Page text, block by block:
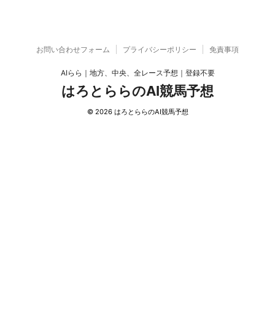
お問い合わせフォーム プライバシーポリシー 免責事項
AIらら｜地方、中央、全レース予想｜登録不要
はろとららのAI競馬予想
© 2026 はろとららのAI競馬予想